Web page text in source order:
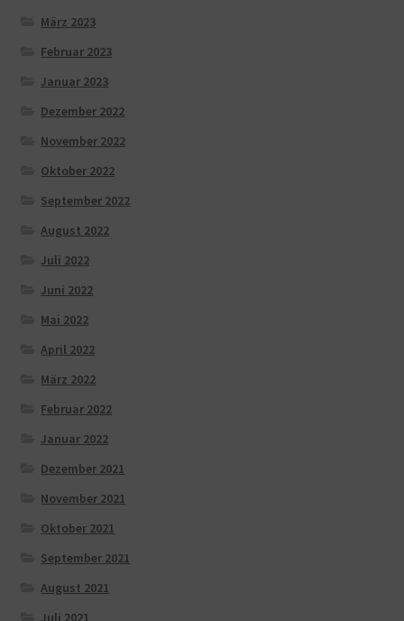
März 2023
Februar 2023
Januar 2023
Dezember 2022
November 2022
Oktober 2022
September 2022
August 2022
Juli 2022
Juni 2022
Mai 2022
April 2022
März 2022
Februar 2022
Januar 2022
Dezember 2021
November 2021
Oktober 2021
September 2021
August 2021
Juli 2021